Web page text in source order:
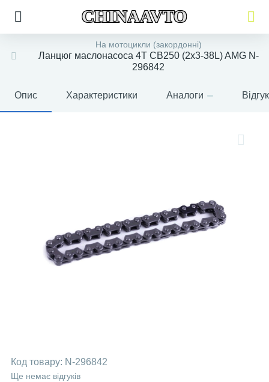
CHINAAVTO
На мотоцикли (закордонні)
Ланцюг маслонасоса 4T CB250 (2х3-38L) AMG N-
296842
Опис Характеристики Аналоги
Код товару: N-296842
Ще немає відгуків